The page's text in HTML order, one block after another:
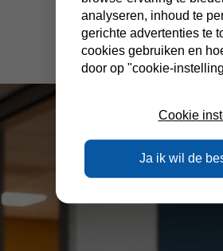
analyseren, inhoud te
gerichte advertenties te
cookies gebruiken en
door op "cookie-
Cookie
Ja ik wil de